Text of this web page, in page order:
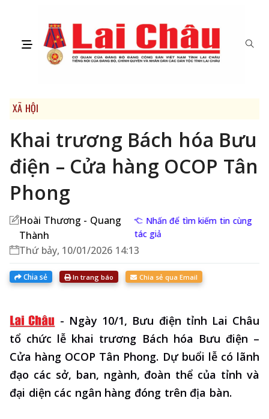
XÃ HỘI
Khai trương Bách hóa Bưu
điện – Cửa hàng OCOP Tân
Phong
Hoài Thương - Quang
Thành
Nhấn để tìm kiếm tin cùng
tác giả
Thứ bảy, 10/01/2026 14:13
Chia sẻ In trang báo Chia sẻ qua Email
- Ngày 10/1, Bưu điện tỉnh Lai Châu
tổ chức lễ khai trương Bách hóa Bưu điện –
Cửa hàng OCOP Tân Phong. Dự buổi lễ có lãnh
đạo các sở, ban, ngành, đoàn thể của tỉnh và
đại diện các ngân hàng đóng trên địa bàn.